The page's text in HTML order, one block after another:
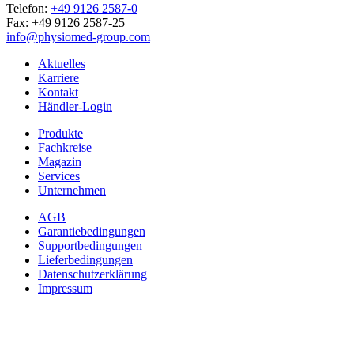
Telefon: +49 9126 2587-0
Fax: +49 9126 2587-25
info@physiomed-group.com
Aktuelles
Karriere
Kontakt
Händler-Login
Produkte
Fachkreise
Magazin
Services
Unternehmen
AGB
Garantiebedingungen
Supportbedingungen
Lieferbedingungen
Datenschutzerklärung
Impressum